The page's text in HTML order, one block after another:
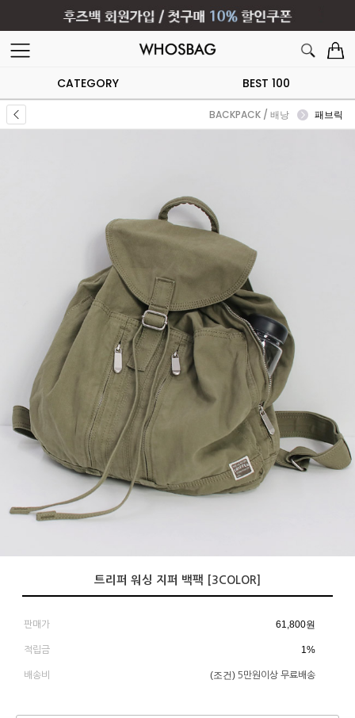
CATEGORY BEST 100
BACKPACK / 배낭 패브릭
트리퍼 워싱 지퍼 백팩 [3COLOR]
판매가 61,800원
적립금 1%
배송비 (조건) 5만원이상 무료배송